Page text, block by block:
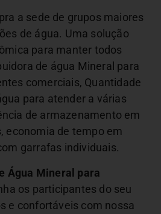
a sede de grupos maiores
de água. Uma solução
para manter todos
de água Mineral para
comerciais, Quantidade
para atender a várias
de armazenamento em
economia de tempo em
garrafas individuais.
Água Mineral para
os participantes do seu
e confortáveis com nossa